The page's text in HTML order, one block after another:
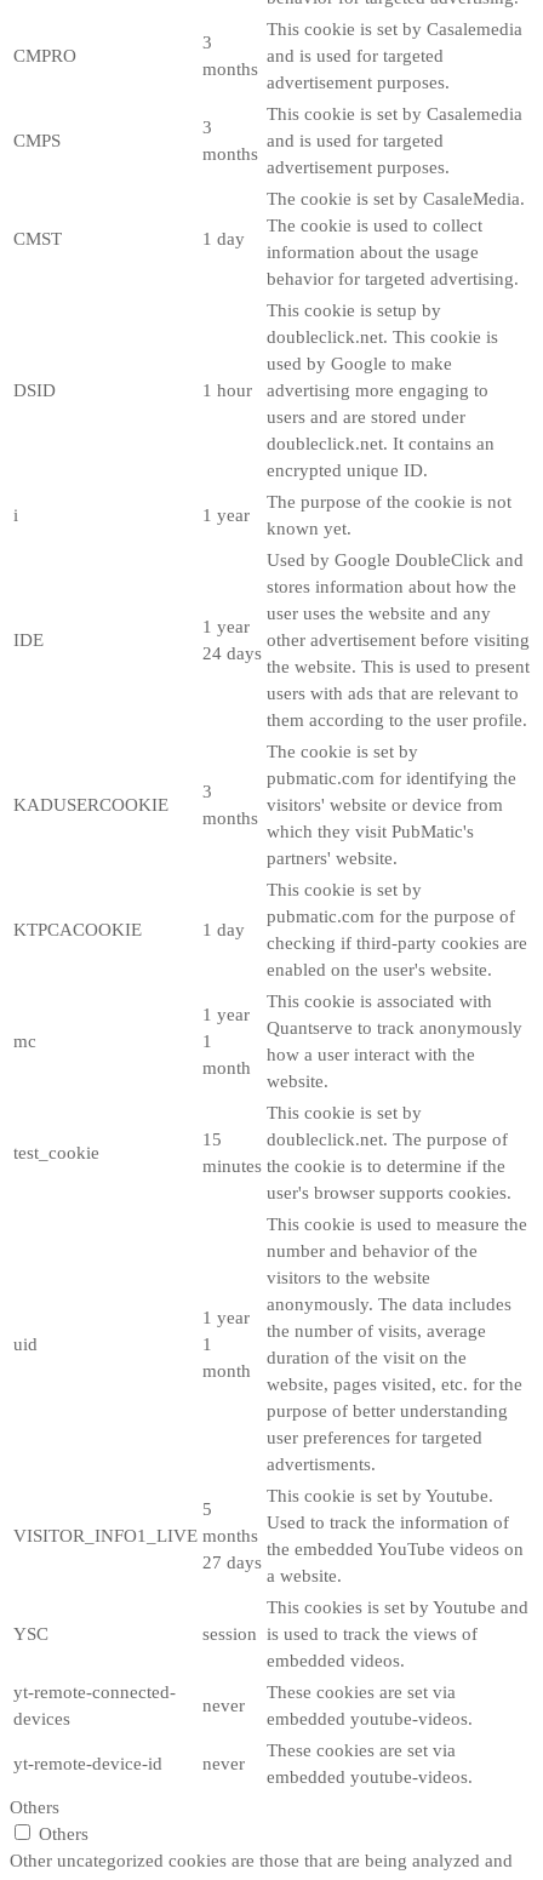
CMPRO
3
months
This cookie is set by Casalemedia
and is used for targeted
advertisement purposes.
CMPS
3
months
This cookie is set by Casalemedia
and is used for targeted
advertisement purposes.
CMST 1 day
The cookie is set by CasaleMedia.
The cookie is used to collect
information about the usage
behavior for targeted advertising.
DSID 1 hour
This cookie is setup by
doubleclick.net. This cookie is
used by Google to make
advertising more engaging to
users and are stored under
doubleclick.net. It contains an
encrypted unique ID.
i 1 year
The purpose of the cookie is not
known yet.
IDE
1 year
24 days
Used by Google DoubleClick and
stores information about how the
user uses the website and any
other advertisement before visiting
the website. This is used to present
users with ads that are relevant to
them according to the user profile.
KADUSERCOOKIE
3
months
The cookie is set by
pubmatic.com for identifying the
visitors' website or device from
which they visit PubMatic's
partners' website.
KTPCACOOKIE 1 day
This cookie is set by
pubmatic.com for the purpose of
checking if third-party cookies are
enabled on the user's website.
mc
1 year
1
month
This cookie is associated with
Quantserve to track anonymously
how a user interact with the
website.
test_cookie
15
minutes
This cookie is set by
doubleclick.net. The purpose of
the cookie is to determine if the
user's browser supports cookies.
uid
1 year
1
month
This cookie is used to measure the
number and behavior of the
visitors to the website
anonymously. The data includes
the number of visits, average
duration of the visit on the
website, pages visited, etc. for the
purpose of better understanding
user preferences for targeted
advertisments.
VISITOR_INFO1_LIVE
5
months
27 days
This cookie is set by Youtube.
Used to track the information of
the embedded YouTube videos on
a website.
YSC session
This cookies is set by Youtube and
is used to track the views of
embedded videos.
yt-remote-connected-
devices
never
These cookies are set via
embedded youtube-videos.
yt-remote-device-id never
These cookies are set via
embedded youtube-videos.
Others
Others
Other uncategorized cookies are those that are being analyzed and